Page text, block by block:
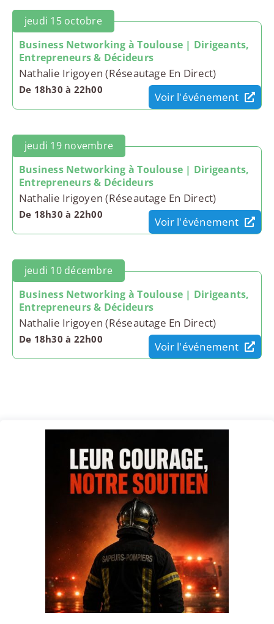
jeudi 15 octobre
Business Networking à Toulouse | Dirigeants,
Entrepreneurs & Décideurs
Nathalie Irigoyen (Réseautage En Direct)
De 18h30 à 22h00
Voir l'événement
jeudi 19 novembre
Business Networking à Toulouse | Dirigeants,
Entrepreneurs & Décideurs
Nathalie Irigoyen (Réseautage En Direct)
De 18h30 à 22h00
Voir l'événement
jeudi 10 décembre
Business Networking à Toulouse | Dirigeants,
Entrepreneurs & Décideurs
Nathalie Irigoyen (Réseautage En Direct)
De 18h30 à 22h00
Voir l'événement